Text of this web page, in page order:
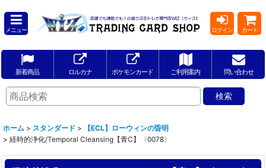
メニュー ログイン カート
新着商品 ロルカナ ポケモンカード ご利用案内 問い合わせ
ホーム > スタンダード >
【ECL】ローウィンの昏明
> 経時的浄化/Temporal Cleansing【青C】〈0078〉